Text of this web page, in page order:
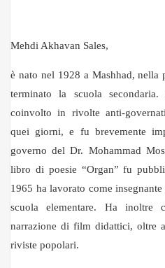
Mehdi Akhavan Sales,
è nato nel 1928 a Mashhad,
terminato la scuola
coinvolto in rivolte anti-
quei giorni, e fu brevemente
governo del Dr. Mohammad
libro di poesie “Organ” fu
1965 ha lavorato come
scuola elementare. Ha inoltre
narrazione di film didattici, oltre
riviste popolari.